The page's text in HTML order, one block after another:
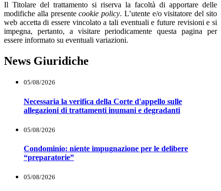
Il Titolare del trattamento si riserva la facoltà di apportare delle
modifiche alla presentecookie policy. L’utente e/o visitatore del sito
web accetta di essere vincolato a tali eventuali e future revisioni e si
impegna, pertanto, a visitare periodicamente questa pagina per
essere informato su eventuali variazioni.
News Giuridiche
05/08/2026
Necessaria la verifica della Corte d'appello sulle
allegazioni di trattamenti inumani e degradanti
05/08/2026
Condominio: niente impugnazione per le delibere
“preparatorie”
05/08/2026